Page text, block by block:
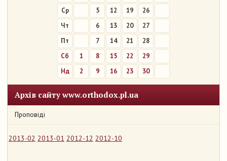
Ср
5 12 19
26
Чт
6 13 20
27
Пт
7 14 21
28
Сб
1 8 15 22
29
Нд
2 9 16 23 30
Архів сайту www.orthodox.pl.ua
Проповіді
2013-02 2013-01 2012-12 2012-10